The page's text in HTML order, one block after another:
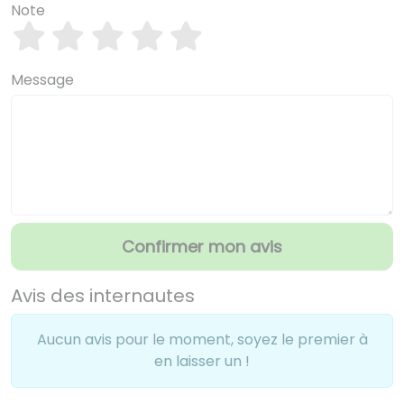
Note
Message
Confirmer mon avis
Avis des internautes
Aucun avis pour le moment, soyez le premier à
en laisser un !